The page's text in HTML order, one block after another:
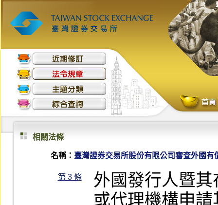
相關法條
名稱： 臺灣證券交易所股份有限公司審查外國有
第 3 條
外國發行人暨
或代理機構申